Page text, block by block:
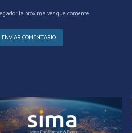
la próxima vez que comente.